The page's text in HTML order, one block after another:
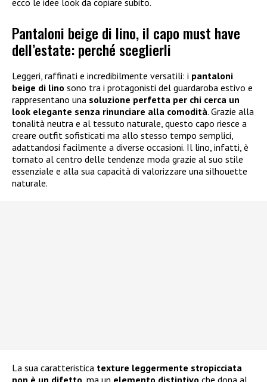
ecco le idee look da copiare subito.
Pantaloni beige di lino, il capo must have
dell’estate: perché sceglierli
Leggeri, raffinati e incredibilmente versatili: i pantaloni
beige di lino sono tra i protagonisti del guardaroba estivo e
rappresentano una soluzione perfetta per chi cerca un
look elegante senza rinunciare alla comodità. Grazie alla
tonalità neutra e al tessuto naturale, questo capo riesce a
creare outfit sofisticati ma allo stesso tempo semplici,
adattandosi facilmente a diverse occasioni. Il lino, infatti, è
tornato al centro delle tendenze moda grazie al suo stile
essenziale e alla sua capacità di valorizzare una silhouette
naturale.
La sua caratteristica texture leggermente stropicciata
non è un difetto , ma un elemento distintivo che dona al